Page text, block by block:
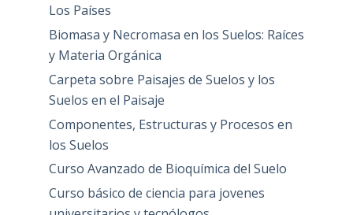
Los Países
Biomasa y Necromasa en los Suelos: Raíces
y Materia Orgánica
Carpeta sobre Paisajes de Suelos y los
Suelos en el Paisaje
Componentes, Estructuras y Procesos en
los Suelos
Curso Avanzado de Bioquímica del Suelo
Curso básico de ciencia para jovenes